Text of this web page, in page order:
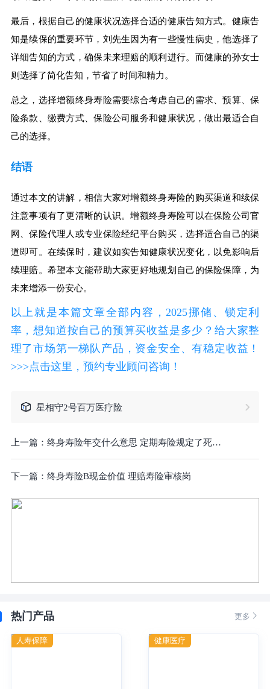
最后，根据自己的健康状况选择合适的健康告知方式。健康告
知是续保的重要环节，刘先生因为有一些慢性病史，他选择了
详细告知的方式，确保未来理赔的顺利进行。而健康的孙女士
则选择了简化告知，节省了时间和精力。
总之，选择增额终身寿险需要综合考虑自己的需求、预算、保
险条款、缴费方式、保险公司服务和健康状况，做出最适合自
己的选择。
结语
通过本文的讲解，相信大家对增额终身寿险的购买渠道和续保
注意事项有了更清晰的认识。增额终身寿险可以在保险公司官
网、保险代理人或专业保险经纪平台购买，选择适合自己的渠
道即可。在续保时，建议如实告知健康状况变化，以免影响后
续理赔。希望本文能帮助大家更好地规划自己的保险保障，为
未来增添一份安心。
以上就是本篇文章全部内容，2025挪储、锁定利
率，想知道按自己的预算买收益是多少？给大家整
理了市场第一梯队产品，资金安全、有稳定收益！
>>>点击这里，预约专业顾问咨询！
星相守2号百万医疗险
上一篇： 终身寿险年交什么意思 定期寿险规定了死亡类型
下一篇： 终身寿险B现金价值 理赔寿险审核岗
热门产品 更多 
人寿保障 健康医疗